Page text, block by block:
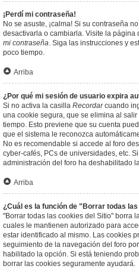
¡Perdí mi contraseña!
No se asuste, ¡calma! Si su contraseña
desactivarla o cambiarla. Visite la página
mi contraseña. Siga las instrucciones y
poco tiempo.
Arriba
¿Por qué mi sesión de usuario expira
Si no activa la casilla Recordarcuando
una cookie segura, que se elimina al
tiempo. Esto previene que su cuenta
que el sistema le reconozca
No es recomendable si accede al foro
cyber-cafés, PCs de universidades, etc.
administración del foro ha deshabilitado
Arriba
¿Cuál es la función de "Borrar todas
"Borrar todas las cookies del Sitio" borra
cuales le mantienen autorizado para
estar identificado al mismo. Las cookies
seguimiento de la navegación del foro
habilitado la opción. Si está teniendo
borrar las cookies seguramente ayudará.